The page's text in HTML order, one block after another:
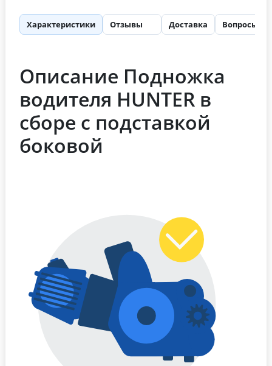
Характеристики Отзывы Доставка Вопросы
Описание Подножка
водителя HUNTER в
сборе с подставкой
боковой